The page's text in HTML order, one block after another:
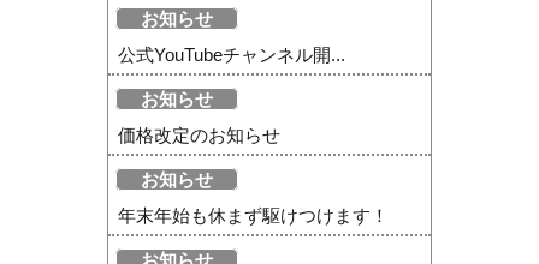
お知らせ
公式YouTubeチャンネル開...
お知らせ
価格改定のお知らせ
お知らせ
年末年始も休まず駆けつけます！